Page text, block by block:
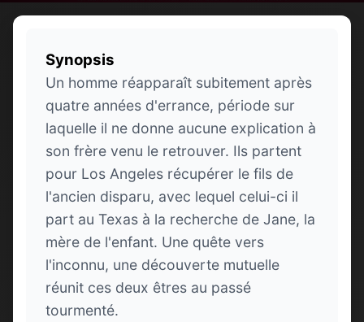
Synopsis
Un homme réapparaît subitement après
quatre années d'errance, période sur
laquelle il ne donne aucune explication à
son frère venu le retrouver. Ils partent
pour Los Angeles récupérer le fils de
l'ancien disparu, avec lequel celui-ci il
part au Texas à la recherche de Jane, la
mère de l'enfant. Une quête vers
l'inconnu, une découverte mutuelle
réunit ces deux êtres au passé
tourmenté.